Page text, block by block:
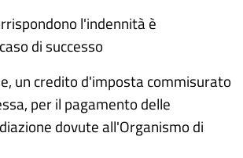
l'indennità è
di successo
un credito d'imposta commisurato
per il pagamento delle
dovute all'Organismo di